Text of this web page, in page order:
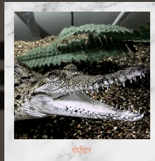
रोएँदार